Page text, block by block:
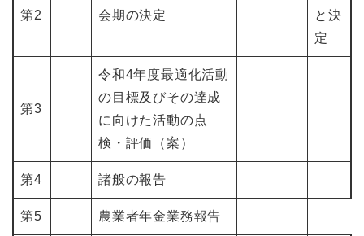
第2 会期の決定
と決
定
第3
令和4年度最適化活動
の目標及びその達成
に向けた活動の点
検・評価（案）
第4 諸般の報告
第5 農業者年金業務報告